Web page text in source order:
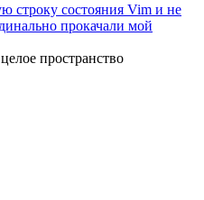
строку состояния Vim и не
прокачали мой
пространство